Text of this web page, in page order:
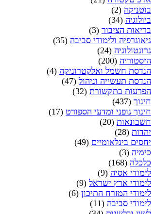
בוטניקה (2)
ביולוגיה (34)
בריאות הציבור (3)
גיאוגרפיה ולימודי סביבה (35)
גרונטולוגיה (24)
היסטוריה (200)
הנדסת חשמל ואלקטרוניקה (4)
הנדסת תעשייה וניהול (47)
הפרעות בתקשורת (32)
חינוך (437)
חינוך גופני ומדעי הספורט (17)
חשבונאות (20)
יהדות (28)
יחסים בינלאומיים (49)
כימיה (3)
כלכלה (168)
לימודי אסיה (9)
לימודי ארץ ישראל (9)
לימודי המזרח התיכון (6)
לימודי סביבה (11)